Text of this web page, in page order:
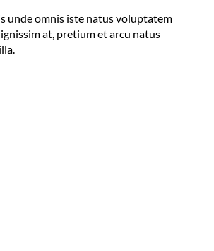
unde omnis iste natus voluptatem
at, pretium et arcu natus